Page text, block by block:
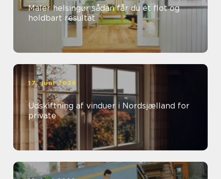
Maler helsingør sådan får du et flot og
holdbart resultat
17. juni 2026
Udskiftning af vinduer i Nordsjælland for
private